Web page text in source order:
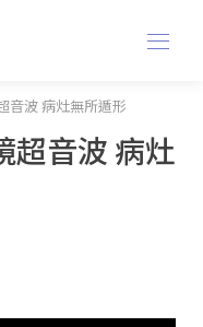
音波 病灶無所遁形
超音波 病灶